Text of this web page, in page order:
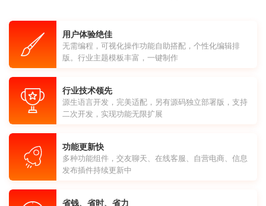
用户体验绝佳
无需编程，可视化操作功能自助搭配，个性化编辑排
版。行业主题模板丰富，一键制作
行业技术领先
源生语言开发，完美适配，另有源码独立部署版，支持
二次开发，实现功能无限扩展
功能更新快
多种功能组件，交友聊天、在线客服、自营电商、信息
发布插件持续更新中
省钱、省时、省力